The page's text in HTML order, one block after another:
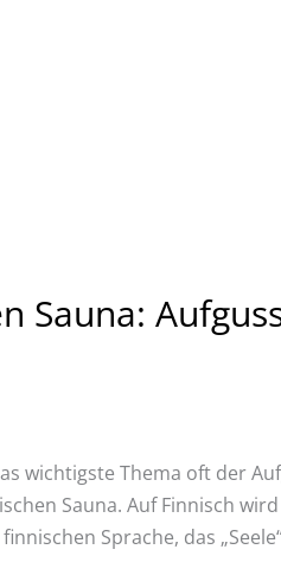
Sauna:
wichtigste Thema oft der
Sauna. Auf Finnisch
Sprache, das